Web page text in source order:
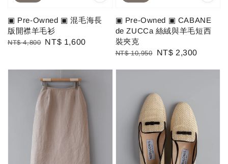
▣ Pre-Owned ▣ 混毛海長
版開襟羊毛衫
Regular
NT$ 4,800 Sale
NT$ 1,600
▣ Pre-Owned ▣ CABANE
de ZUCCa 絲絨與羊毛短西
裝夾克
Regular
NT$ 10,950
Sale
NT$ 2,300